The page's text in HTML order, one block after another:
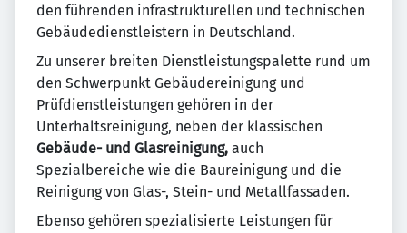
den führenden infrastrukturellen und technischen
Gebäudedienstleistern in Deutschland.
Zu unserer breiten Dienstleistungspalette rund um
den Schwerpunkt Gebäudereinigung und
Prüfdienstleistungen gehören in der
Unterhaltsreinigung, neben der klassischen
Gebäude- und Glasreinigung, auch
Spezialbereiche wie die Baureinigung und die
Reinigung von Glas-, Stein- und Metallfassaden.
Ebenso gehören spezialisierte Leistungen für